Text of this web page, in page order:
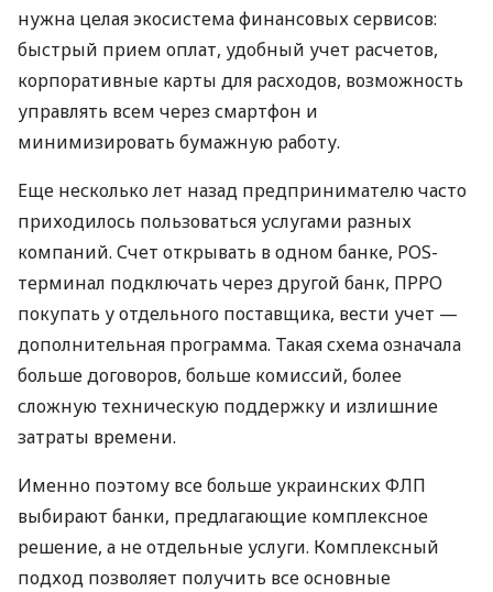
нужна целая экосистема финансовых сервисов:
быстрый прием оплат, удобный учет расчетов,
корпоративные карты для расходов, возможность
управлять всем через смартфон и
минимизировать бумажную работу.
Еще несколько лет назад предпринимателю часто
приходилось пользоваться услугами разных
компаний. Счет открывать в одном банке, POS-
терминал подключать через другой банк, ПРРО
покупать у отдельного поставщика, вести учет —
дополнительная программа. Такая схема означала
больше договоров, больше комиссий, более
сложную техническую поддержку и излишние
затраты времени.
Именно поэтому все больше украинских ФЛП
выбирают банки, предлагающие комплексное
решение, а не отдельные услуги. Комплексный
подход позволяет получить все основные